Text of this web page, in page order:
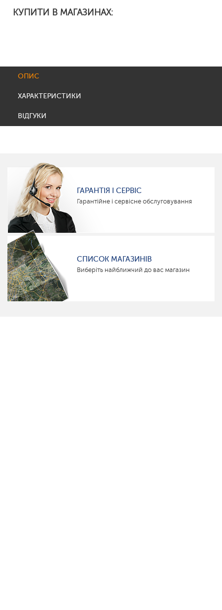
КУПИТИ В МАГАЗИНАХ:
ОПИС
ХАРАКТЕРИСТИКИ
ВІДГУКИ
ГАРАНТІЯ І СЕРВІС
Гарантійне і сервісне обслуговування
СПИСОК МАГАЗИНІВ
Виберіть найближчий до вас магазин